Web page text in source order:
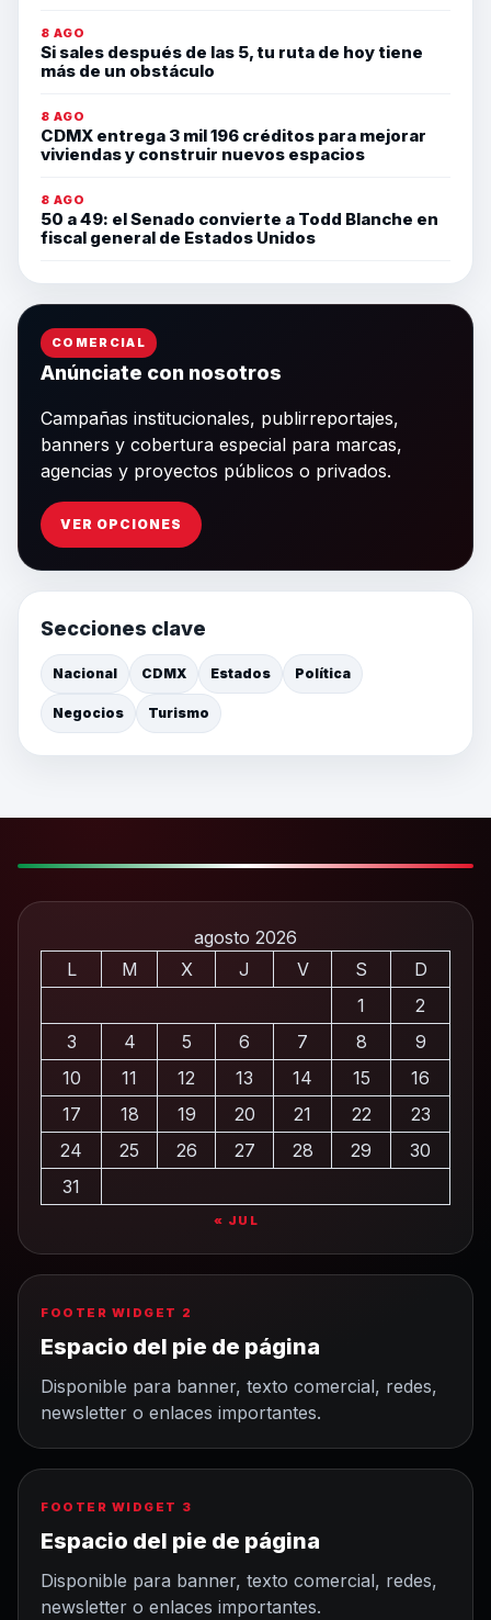
8 AGO
Si sales después de las 5, tu ruta de hoy tiene
más de un obstáculo
8 AGO
CDMX entrega 3 mil 196 créditos para mejorar
viviendas y construir nuevos espacios
8 AGO
50 a 49: el Senado convierte a Todd Blanche en
fiscal general de Estados Unidos
COMERCIAL
Anúnciate con nosotros
Campañas institucionales, publirreportajes,
banners y cobertura especial para marcas,
agencias y proyectos públicos o privados.
VER OPCIONES
Secciones clave
Nacional CDMX Estados Política
Negocios Turismo
agosto 2026
L
M X J V S
D
1
2
3
4 5 6 7 8
9
10
11 12 13 14 15
16
17
18 19 20 21 22
23
24
25 26 27 28 29
30
31
« JUL
FOOTER WIDGET 2
Espacio del pie de página
Disponible para banner, texto comercial, redes,
newsletter o enlaces importantes.
FOOTER WIDGET 3
Espacio del pie de página
Disponible para banner, texto comercial, redes,
newsletter o enlaces importantes.